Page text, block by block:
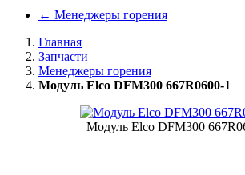
← Менеджеры горения
Главная
Запчасти
Менеджеры горения
Модуль Elco DFM300 667R0600-1
Модуль Elco DFM300